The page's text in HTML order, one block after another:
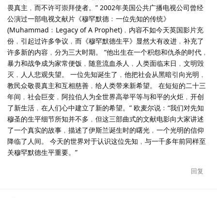
畏真主﹐而不许可崇拜使者。” 2002年美国公共广播电视公司曾经
公演过一部电视文献片《穆罕默德﹕一位先知的传统》
(Muhammad﹕Legacy of A Prophet)﹐内容不如今天英国影片充
份﹐引起过许多争议﹐而《穆罕默德生平》显然大有改进﹐补充了
许多新的内容﹐分为三大时期。 “他出生在一个积怨和仇杀的时代﹐
暴力和战争成为家常便饭﹐随意流血杀人﹐人类面临末日﹐文明毁
灭﹐人人悲观失望。 一位先知诞生了﹐他把社会从黑暗引向光明﹐
教民众敬畏真主和互相慈善﹐给人类带来新希望。 在短短的二十三
年间﹐社会巨变﹐阿拉伯人为全世界高举平等与和平的火炬﹐开创
了新生活﹐在人们心中建立了新的希望。” 欧麦尔说﹕“我们对先知
穆圣的生平细节所知并不多﹐但这三部曲式的文献电影向大家讲述
了一个真实的故事﹐描述了伊斯兰诞生时的曙光﹐一个光明的信仰
降临了人间。 今天的世界对于认识这位先知﹐与一千多年前同样至
关穆罕默德生平重要。”
回复